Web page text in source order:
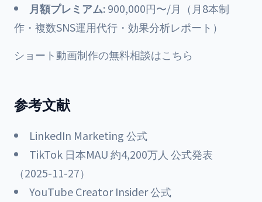
月額プレミアム: 900,000円〜/月（月8本制
作・複数SNS運用代行・効果分析レポート）
ショート動画制作の無料相談はこちら
参考文献
LinkedIn Marketing 公式
TikTok 日本MAU 約4,200万人 公式発表
（2025-11-27）
YouTube Creator Insider 公式